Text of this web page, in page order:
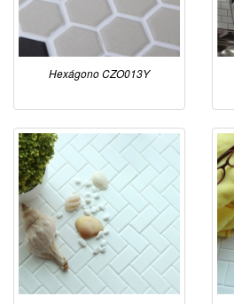
Hexágono CZO013Y